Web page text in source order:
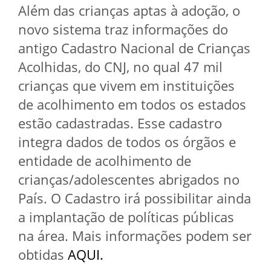
Além das crianças aptas à adoção, o
novo sistema traz informações do
antigo Cadastro Nacional de Crianças
Acolhidas, do CNJ, no qual 47 mil
crianças que vivem em instituições
de acolhimento em todos os estados
estão cadastradas. Esse cadastro
integra dados de todos os órgãos e
entidade de acolhimento de
crianças/adolescentes abrigados no
País. O Cadastro irá possibilitar ainda
a implantação de políticas públicas
na área. Mais informações podem ser
obtidas AQUI.